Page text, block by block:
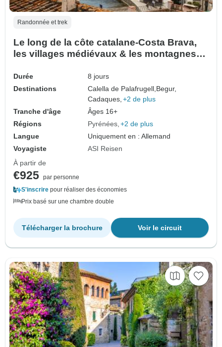
Randonnée et trek
Le long de la côte catalane-Costa Brava,
les villages médiévaux & les montagnes
Durée
8 jours
Destinations
Calella de Palafrugell,Begur,
Cadaques, +2 de plus
Tranche d'âge
Âges 16+
Régions
Pyrénées +2 de plus
Langue
Uniquement en : Allemand
Voyagiste
ASI Reisen
À partir de
€925 par personne
S'inscrire pour réaliser des économies
Prix basé sur une chambre double
Voir le circuit
Télécharger la brochure